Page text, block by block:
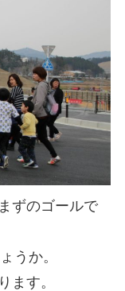
ずのゴールで
うか。
ます。